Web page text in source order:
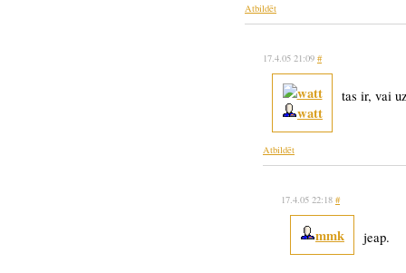
Atbildēt
17.4.05 21:09 #
watt
tas ir, vai
Atbildēt
17.4.05 22:18 #
mmk jeap.